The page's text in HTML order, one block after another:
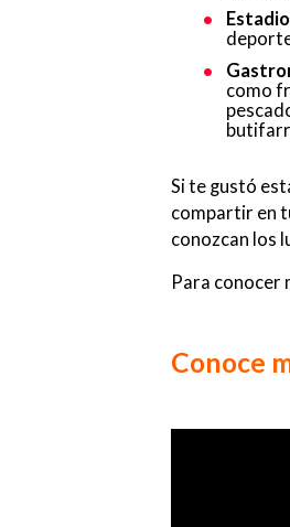
como
Si te gustó
compartir en
conozcan los
Para conocer
Conoce